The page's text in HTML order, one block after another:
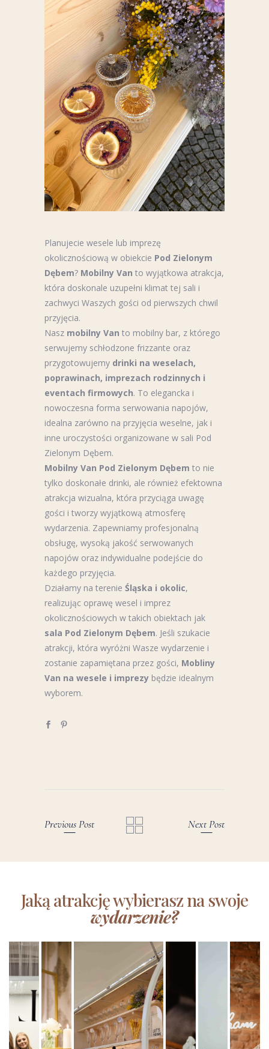
Planujecie wesele lub imprezę
okolicznościową w obiekcie Pod Zielonym
Dębem? Mobilny Van to wyjątkowa atrakcja,
która doskonale uzupełni klimat tej sali i
zachwyci Waszych gości od pierwszych chwil
przyjęcia.
Nasz mobilny Van to mobilny bar, z którego
serwujemy schłodzone frizzante oraz
przygotowujemy drinki na weselach,
poprawinach, imprezach rodzinnych i
eventach firmowych. To elegancka i
nowoczesna forma serwowania napojów,
idealna zarówno na przyjęcia weselne, jak i
inne uroczystości organizowane w sali Pod
Zielonym Dębem.
Mobilny Van Pod Zielonym Dębem to nie
tylko doskonałe drinki, ale również efektowna
atrakcja wizualna, która przyciąga uwagę
gości i tworzy wyjątkową atmosferę
wydarzenia. Zapewniamy profesjonalną
obsługę, wysoką jakość serwowanych
napojów oraz indywidualne podejście do
każdego przyjęcia.
Działamy na terenie Śląska i okolic,
realizując oprawę wesel i imprez
okolicznościowych w takich obiektach jak
sala Pod Zielonym Dębem. Jeśli szukacie
atrakcji, która wyróżni Wasze wydarzenie i
zostanie zapamiętana przez gości, Mobliny
Van na wesele i imprezy będzie idealnym
wyborem.
Previous Post Next Post
Jaką atrakcję wybierasz na swoje
wydarzenie?